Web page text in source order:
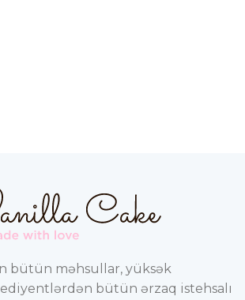
bütün məhsullar, yüksək
bütün ərzaq istehsalı